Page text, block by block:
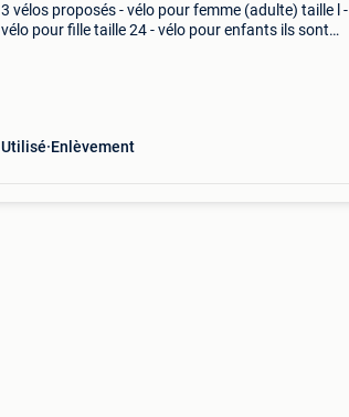
3 vélos proposés - vélo pour femme (adulte) taille l -
vélo pour fille taille 24 - vélo pour enfants ils sont
Utilisé Enlèvement